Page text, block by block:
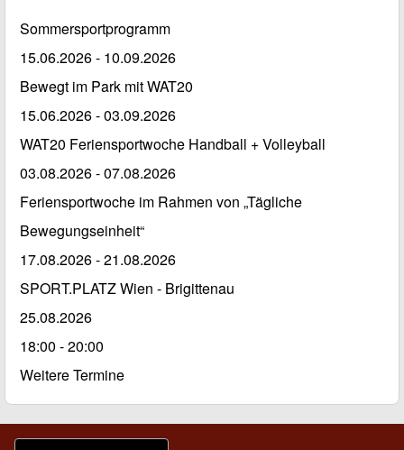
Sommersportprogramm
15.06.2026- 10.09.2026
Bewegt im Park mit WAT20
15.06.2026-03.09.2026
WAT20 Feriensportwoche Handball + Volleyball
03.08.2026-07.08.2026
Feriensportwoche im Rahmen von „Tägliche
Bewegungseinheit“
17.08.2026-21.08.2026
SPORT.PLATZ Wien - Brigittenau
25.08.2026
18:00 - 20:00
Weitere Termine